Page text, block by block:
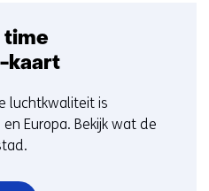
time
kaart
luchtkwaliteit is
Europa. Bekijk wat de